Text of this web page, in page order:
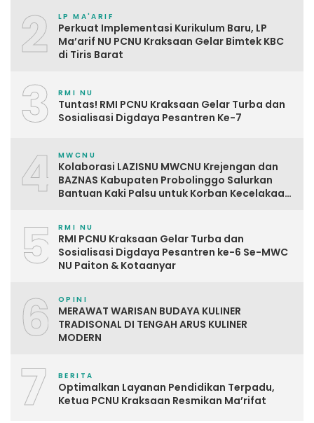
2 LP MA'ARIF
Perkuat Implementasi Kurikulum Baru, LP
Ma’arif NU PCNU Kraksaan Gelar Bimtek KBC
di Tiris Barat
3 RMI NU
Tuntas! RMI PCNU Kraksaan Gelar Turba dan
Sosialisasi Digdaya Pesantren Ke-7
4 MWCNU
Kolaborasi LAZISNU MWCNU Krejengan dan
BAZNAS Kabupaten Probolinggo Salurkan
Bantuan Kaki Palsu untuk Korban Kecelakaan
5 RMI NU
RMI PCNU Kraksaan Gelar Turba dan
Sosialisasi Digdaya Pesantren ke-6 Se-MWC
NU Paiton & Kotaanyar
6 OPINI
MERAWAT WARISAN BUDAYA KULINER
TRADISONAL DI TENGAH ARUS KULINER
MODERN
7 BERITA
Optimalkan Layanan Pendidikan Terpadu,
Ketua PCNU Kraksaan Resmikan Ma’rifat